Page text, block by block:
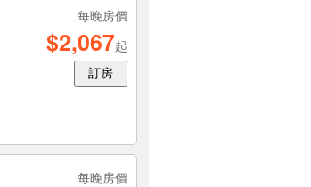
每晚房價
$2,067起
訂房
每晚房價